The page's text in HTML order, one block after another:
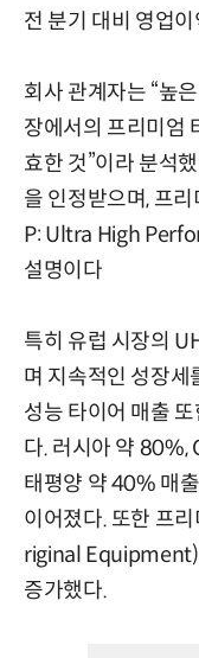
전 분기 대비 영업
회사 관계자는 “높
장에서의 프리미엄
효한 것”이라 분석
을 인정받으며, 프
P: Ultra High
설명이다
특히 유럽 시장의
며 지속적인 성장세
성능 타이어 매출
다. 러시아 약 80%,
태평양 약 40% 매
이어졌다. 또한 프
riginal Equipment)
증가했다.